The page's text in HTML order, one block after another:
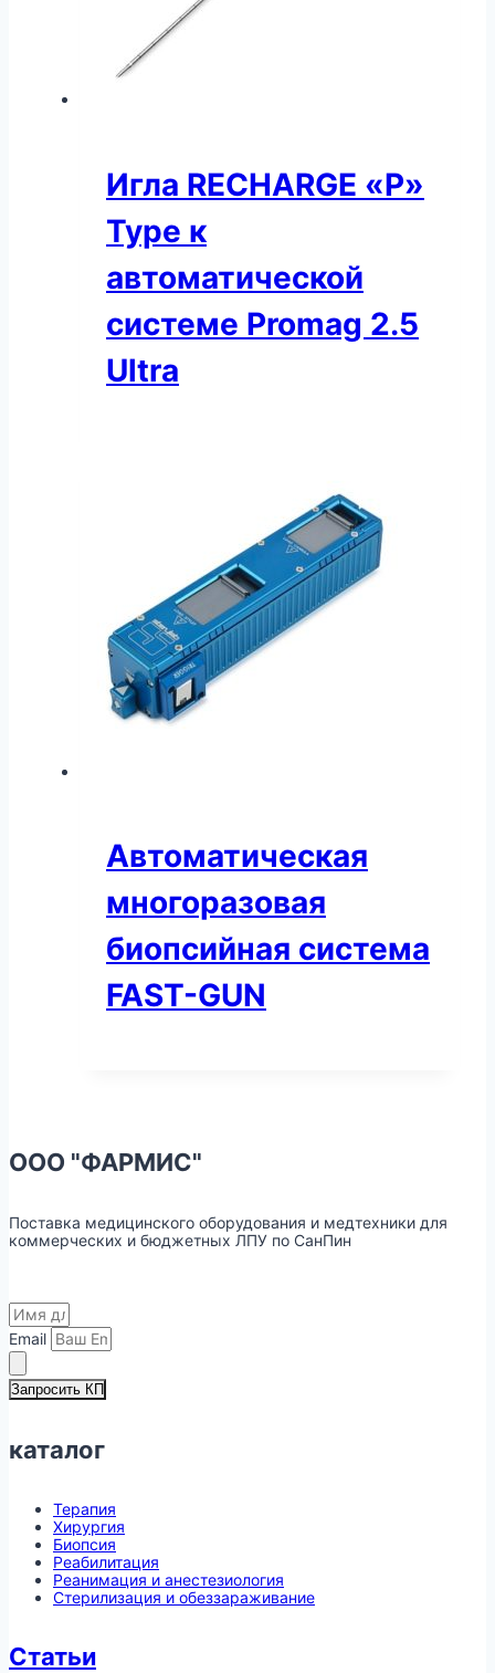
Игла RECHARGE «P»
Type к
автоматической
системе Promag 2.5
Ultra
Автоматическая
многоразовая
биопсийная система
FAST-GUN
ООО "ФАРМИС"
Поставка медицинского оборудования и медтехники для
коммерческих и бюджетных ЛПУ по СанПин
Email
Запросить КП
каталог
Терапия
Хирургия
Биопсия
Реабилитация
Реанимация и анестезиология
Стерилизация и обеззараживание
Статьи